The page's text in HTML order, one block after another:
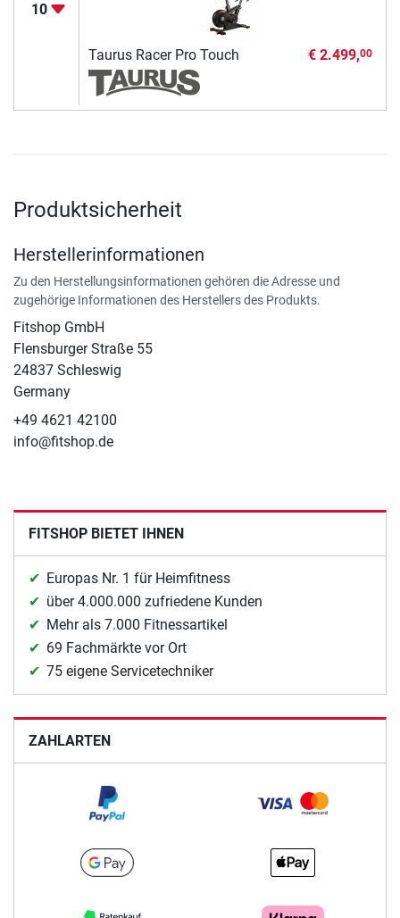
10
Taurus Racer Pro Touch € 2.499,00
Produktsicherheit
Herstellerinformationen
Zu den Herstellungsinformationen gehören die Adresse und
zugehörige Informationen des Herstellers des Produkts.
Fitshop GmbH
Flensburger Straße 55
24837 Schleswig
Germany
+49 4621 42100
info@fitshop.de
FITSHOP BIETET IHNEN
Europas Nr. 1 für Heimfitness
über 4.000.000 zufriedene Kunden
Mehr als 7.000 Fitnessartikel
69 Fachmärkte vor Ort
75 eigene Servicetechniker
ZAHLARTEN